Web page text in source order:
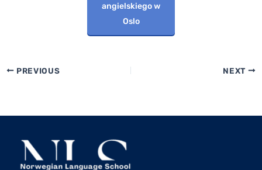
angielskiego w
Oslo
PREVIOUS NEXT